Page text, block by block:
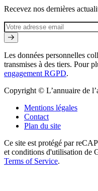
Recevez nos dernières
Les données personnelles
transmises à des tiers. Pour
engagement RGPD.
Copyright © L’annuaire de
Mentions légales
Contact
Plan du site
Ce site est protégé par
et conditions d'utilisation de
Terms of Service.